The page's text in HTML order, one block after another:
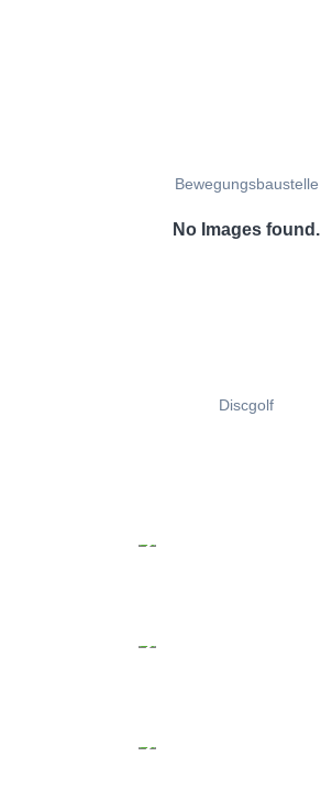
Bewegungsbaustelle
No Images found.
Discgolf